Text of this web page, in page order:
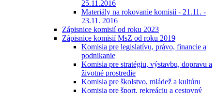
25.11.2016
Materiály na rokovanie komisií - 21.11. -
23.11. 2016
Zápisnice komisií od roku 2023
Zápisnice komisií MsZ od roku 2019
Komisia pre legislatívu, právo, financie a
podnikanie
Komisia pre stratégiu, výstavbu, dopravu a
životné prostredie
Komisia pre školstvo, mládež a kultúru
Komisia pre šport, rekreáciu a cestovný